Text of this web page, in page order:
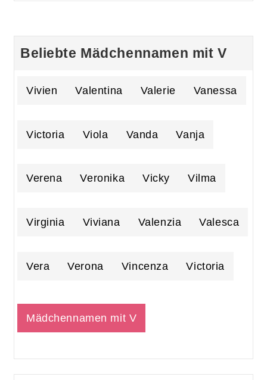
Beliebte Mädchennamen mit V
Vivien Valentina Valerie Vanessa
Victoria Viola Vanda Vanja
Verena Veronika Vicky Vilma
Virginia Viviana Valenzia Valesca
Vera Verona Vincenza Victoria
Mädchennamen mit V